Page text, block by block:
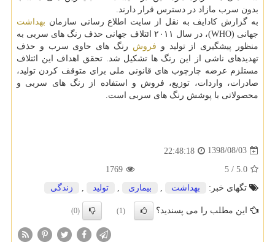
بدون سرب مازاد در دسترس قرار دارند.
به گزارش كادایف به نقل از سایت اطلاع رسانی سازمان بهداشت
جهانی (WHO)، در سال ۲۰۱۱ ائتلاف جهانی حذف رنگ های سربی به
منظور پیشگیری از تولید و فروش رنگ های حاوی سرب و حذف
تهدیدهای ناشی از این رنگ ها تشكیل شد. تحقق اهداف این ائتلاف
مستلزم عرضه چارچوب های قانونی ملی برای متوقف كردن تولید،
صادرات، واردات، توزیع، فروش و استفاده از رنگ های سربی و
محصولاتی با پوشش رنگ های سربی است.
1398/08/03
22:48:18
5.0
/
5
1769
تگهای خبر:
بهداشت بیماری تولید زندگی
این مطلب را می پسندید؟ (1)
(0)